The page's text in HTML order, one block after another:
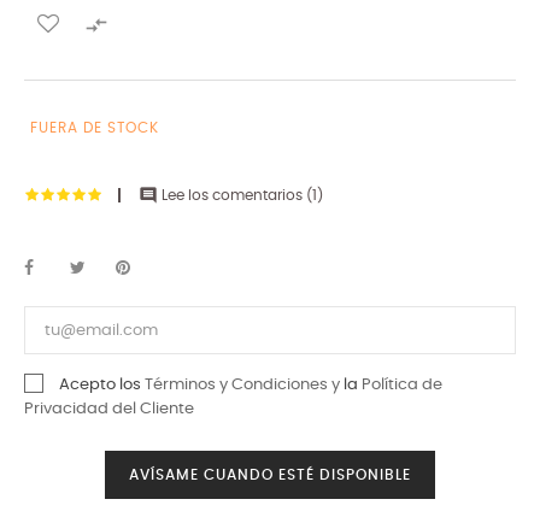

FUERA DE STOCK
 Lee los comentarios (1 )
Acepto los Términos y Condiciones y la Política de
Privacidad del Cliente
AVÍSAME CUANDO ESTÉ DISPONIBLE